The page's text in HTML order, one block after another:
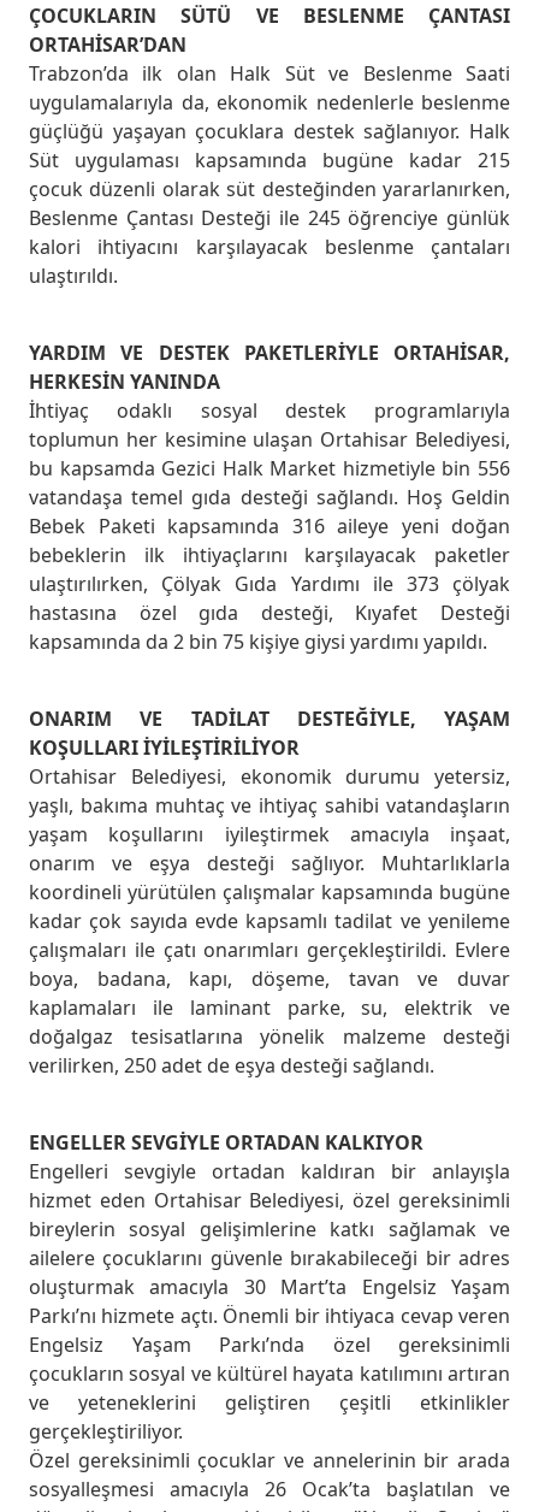
ÇOCUKLARIN SÜTÜ VE BESLENME ÇANTASI
ORTAHİSAR’DAN
Trabzon’da ilk olan Halk Süt ve Beslenme Saati
uygulamalarıyla da, ekonomik nedenlerle beslenme
güçlüğü yaşayan çocuklara destek sağlanıyor. Halk
Süt uygulaması kapsamında bugüne kadar 215
çocuk düzenli olarak süt desteğinden yararlanırken,
Beslenme Çantası Desteği ile 245 öğrenciye günlük
kalori ihtiyacını karşılayacak beslenme çantaları
ulaştırıldı.
YARDIM VE DESTEK PAKETLERİYLE ORTAHİSAR,
HERKESİN YANINDA
İhtiyaç odaklı sosyal destek programlarıyla
toplumun her kesimine ulaşan Ortahisar Belediyesi,
bu kapsamda Gezici Halk Market hizmetiyle bin 556
vatandaşa temel gıda desteği sağlandı. Hoş Geldin
Bebek Paketi kapsamında 316 aileye yeni doğan
bebeklerin ilk ihtiyaçlarını karşılayacak paketler
ulaştırılırken, Çölyak Gıda Yardımı ile 373 çölyak
hastasına özel gıda desteği, Kıyafet Desteği
kapsamında da 2 bin 75 kişiye giysi yardımı yapıldı.
ONARIM VE TADİLAT DESTEĞİYLE, YAŞAM
KOŞULLARI İYİLEŞTİRİLİYOR
Ortahisar Belediyesi, ekonomik durumu yetersiz,
yaşlı, bakıma muhtaç ve ihtiyaç sahibi vatandaşların
yaşam koşullarını iyileştirmek amacıyla inşaat,
onarım ve eşya desteği sağlıyor. Muhtarlıklarla
koordineli yürütülen çalışmalar kapsamında bugüne
kadar çok sayıda evde kapsamlı tadilat ve yenileme
çalışmaları ile çatı onarımları gerçekleştirildi. Evlere
boya, badana, kapı, döşeme, tavan ve duvar
kaplamaları ile laminant parke, su, elektrik ve
doğalgaz tesisatlarına yönelik malzeme desteği
verilirken, 250 adet de eşya desteği sağlandı.
ENGELLER SEVGİYLE ORTADAN KALKIYOR
Engelleri sevgiyle ortadan kaldıran bir anlayışla
hizmet eden Ortahisar Belediyesi, özel gereksinimli
bireylerin sosyal gelişimlerine katkı sağlamak ve
ailelere çocuklarını güvenle bırakabileceği bir adres
oluşturmak amacıyla 30 Mart’ta Engelsiz Yaşam
Parkı’nı hizmete açtı. Önemli bir ihtiyaca cevap veren
Engelsiz Yaşam Parkı’nda özel gereksinimli
çocukların sosyal ve kültürel hayata katılımını artıran
ve yeteneklerini geliştiren çeşitli etkinlikler
gerçekleştiriliyor.
Özel gereksinimli çocuklar ve annelerinin bir arada
sosyalleşmesi amacıyla 26 Ocak’ta başlatılan ve